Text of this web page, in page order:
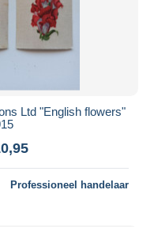
Ltd "English flowers"
Professioneel handelaar